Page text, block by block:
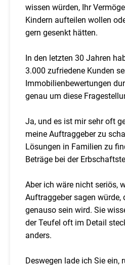
wissen würden, Ihr
Kindern aufteilen wollen
gern gesenkt hätten.
In den letzten 30 Jahren
3.000 zufriedene Kunden
Immobilienbewertungen
genau um diese
Ja, und es ist mir sehr oft
meine Auftraggeber zu
Lösungen in Familien zu
Beträge bei der
Aber ich wäre nicht seriös,
Auftraggeber sagen würde,
genauso sein wird. Sie
der Teufel oft im Detail
anders.
Deswegen lade ich Sie ein,